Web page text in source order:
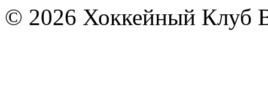
© 2026 Хоккейный Клуб